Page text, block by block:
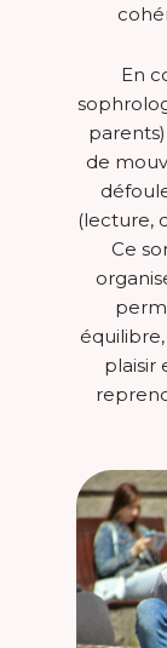
En
de
(lecture,
Ce
équilibre,
plaisir